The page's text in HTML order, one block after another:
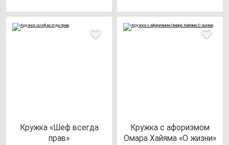
Круж­ка «Шеф всег­да
прав»
Круж­ка с афо­риз­мом
Ома­ра Хай­яма «О жиз­ни»